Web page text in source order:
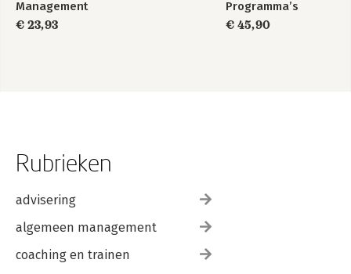
Management
€ 23,93
Programma’s
€ 45,90
Rubrieken
advisering
algemeen management
coaching en trainen